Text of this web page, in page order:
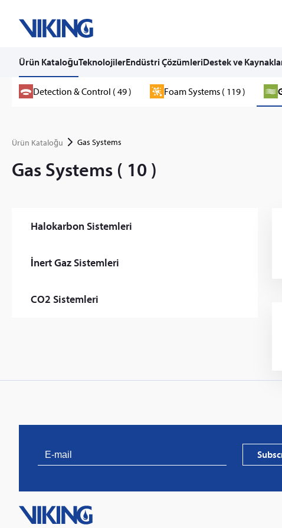
Ürün KataloğuTeknolojilerEndüstri ÇözümleriDestek ve
Detection & Control ( 49 ) Foam Systems ( 119 )
Ürün Kataloğu Gas Systems
Gas Systems ( 10 )
Halokarbon Sistemleri
İnert Gaz Sistemleri
CO2 Sistemleri